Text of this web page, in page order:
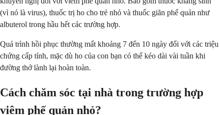
(vì nó là virus), thuốc trị ho cho trẻ nhỏ và thuốc giãn phế quản như
albuterol trong hầu hết các trường hợp.
Quá trình hồi phục thường mất khoảng 7 đến 10 ngày đối với các triệu
chứng cấp tính, mặc dù ho của con bạn có thể kéo dài vài tuần khi
đường thở lành lại hoàn toàn.
Cách chăm sóc tại nhà trong trường hợp
viêm phế quản nhỏ?